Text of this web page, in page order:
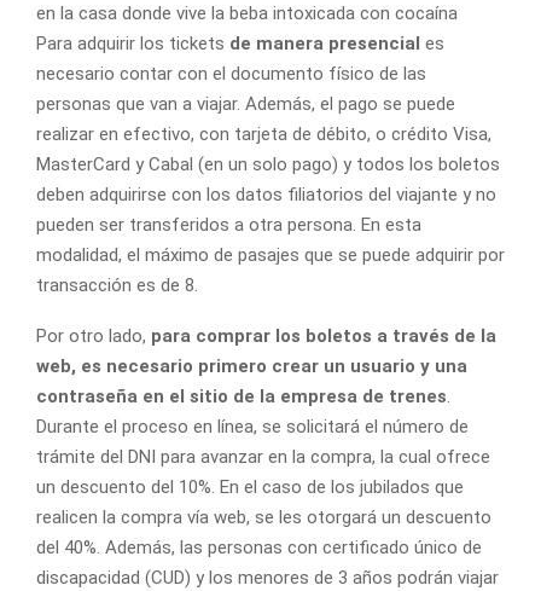
en la casa donde vive la beba intoxicada con cocaína
Para adquirir los tickets de manera presencial es
necesario contar con el documento físico de las
personas que van a viajar. Además, el pago se puede
realizar en efectivo, con tarjeta de débito, o crédito Visa,
MasterCard y Cabal (en un solo pago) y todos los boletos
deben adquirirse con los datos filiatorios del viajante y no
pueden ser transferidos a otra persona. En esta
modalidad, el máximo de pasajes que se puede adquirir por
transacción es de 8.
Por otro lado, para comprar los boletos a través de la
web, es necesario primero crear un usuario y una
contraseña en el sitio de la empresa de trenes.
Durante el proceso en línea, se solicitará el número de
trámite del DNI para avanzar en la compra, la cual ofrece
un descuento del 10%. En el caso de los jubilados que
realicen la compra vía web, se les otorgará un descuento
del 40%. Además, las personas con certificado único de
discapacidad (CUD) y los menores de 3 años podrán viajar